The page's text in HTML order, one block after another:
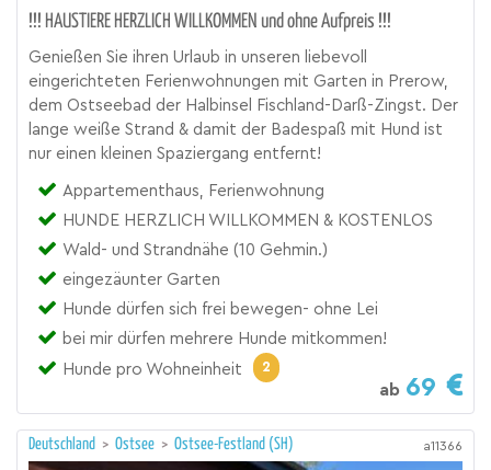
!!! HAUSTIERE HERZLICH WILLKOMMEN und ohne Aufpreis !!!
Genießen Sie ihren Urlaub in unseren liebevoll
eingerichteten Ferienwohnungen mit Garten in Prerow,
dem Ostseebad der Halbinsel Fischland-Darß-Zingst. Der
lange weiße Strand & damit der Badespaß mit Hund ist
nur einen kleinen Spaziergang entfernt!
Appartementhaus, Ferienwohnung
HUNDE HERZLICH WILLKOMMEN & KOSTENLOS
Wald- und Strandnähe (10 Gehmin.)
eingezäunter Garten
Hunde dürfen sich frei bewegen- ohne Lei
bei mir dürfen mehrere Hunde mitkommen!
Hunde pro Wohneinheit
2
ab 69
Deutschland > Ostsee > Ostsee-Festland (SH) a11366